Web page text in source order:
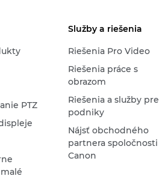
PTZ
Služby a riešenia
Riešenia Pro Video
Riešenia práce s
obrazom
Riešenia a služby pre
podniky
Nájsť obchodného
partnera spoločnosti
Canon